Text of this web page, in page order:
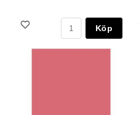
Köp